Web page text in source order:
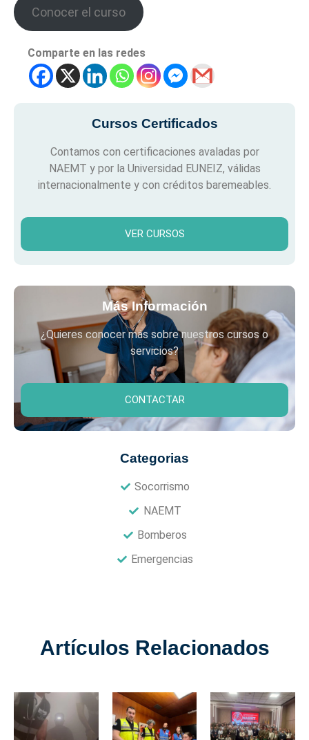
Conocer el curso
Comparte en las redes
Cursos Certificados
Contamos con certificaciones avaladas por
NAEMT y por la Universidad EUNEIZ, válidas
internacionalmente y con créditos baremeables.
VER CURSOS
Más Información
¿Quieres conocer más sobre nuestros cursos o
servicios?
CONTACTAR
Categorias
Socorrismo
NAEMT
Bomberos
Emergencias
Artículos Relacionados